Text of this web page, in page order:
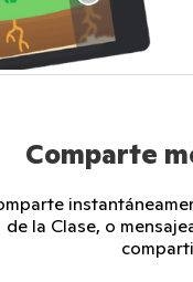
Comparte
de la Clase, o